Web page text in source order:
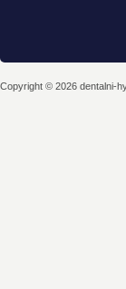
Copyright © 2026 dentalni-